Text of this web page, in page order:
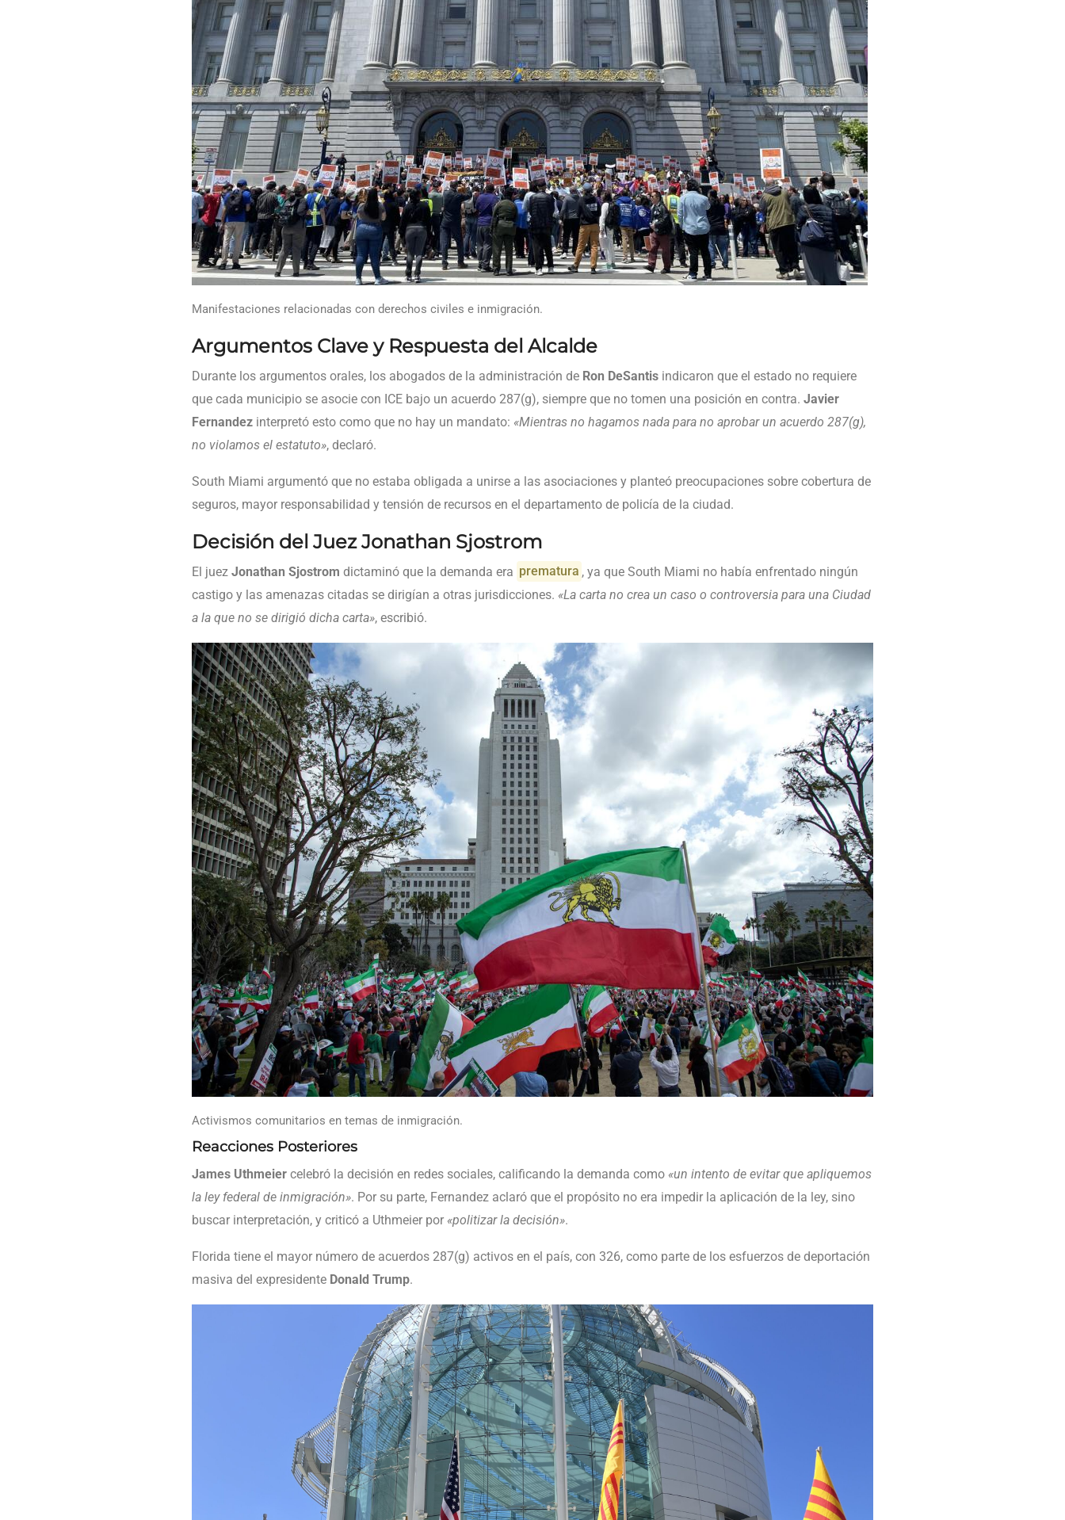
Manifestaciones relacionadas con derechos civiles e inmigración.
Argumentos Clave y Respuesta del Alcalde
Durante los argumentos orales, los abogados de la administración de Ron DeSantis indicaron que el estado no requiere
que cada municipio se asocie con ICE bajo un acuerdo 287(g), siempre que no tomen una posición en contra. Javier
Fernandez interpretó esto como que no hay un mandato: «Mientras no hagamos nada para no aprobar un acuerdo 287(g),
no violamos el estatuto», declaró.
South Miami argumentó que no estaba obligada a unirse a las asociaciones y planteó preocupaciones sobre cobertura de
seguros, mayor responsabilidad y tensión de recursos en el departamento de policía de la ciudad.
Decisión del Juez Jonathan Sjostrom
El juez Jonathan Sjostrom dictaminó que la demanda era prematura , ya que South Miami no había enfrentado ningún
castigo y las amenazas citadas se dirigían a otras jurisdicciones. «La carta no crea un caso o controversia para una Ciudad
a la que no se dirigió dicha carta», escribió.
Activismos comunitarios en temas de inmigración.
Reacciones Posteriores
James Uthmeier celebró la decisión en redes sociales, calificando la demanda como «un intento de evitar que apliquemos
la ley federal de inmigración». Por su parte, Fernandez aclaró que el propósito no era impedir la aplicación de la ley, sino
buscar interpretación, y criticó a Uthmeier por «politizar la decisión».
Florida tiene el mayor número de acuerdos 287(g) activos en el país, con 326, como parte de los esfuerzos de deportación
masiva del expresidente Donald Trump.